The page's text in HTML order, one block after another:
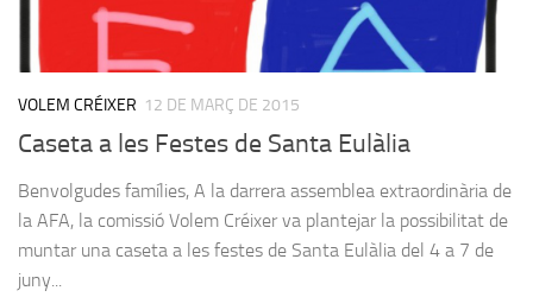
VOLEM CRÉIXER 12 DE MARÇ DE 2015
Caseta a les Festes de Santa Eulàlia
Benvolgudes famílies, A la darrera assemblea extraordinària de
la AFA, la comissió Volem Créixer va plantejar la possibilitat de
muntar una caseta a les festes de Santa Eulàlia del 4 a 7 de
juny...